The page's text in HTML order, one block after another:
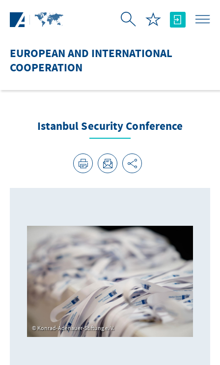
EUROPEAN AND INTERNATIONAL
COOPERATION
Istanbul Security Conference
Konrad-Adenauer-Stiftung e. V.